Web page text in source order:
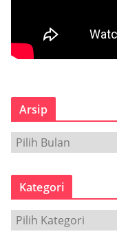
Arsip
r
s
p
Kategori
a